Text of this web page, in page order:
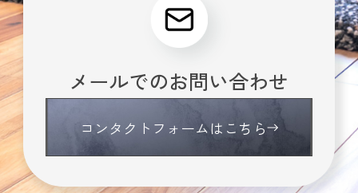
メールでのお問い合わせ
コンタクトフォームはこちら